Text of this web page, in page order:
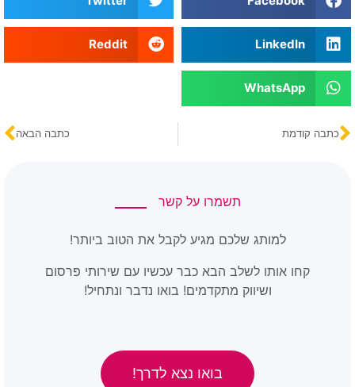
LinkedIn
Reddit
WhatsApp
כתבה קודמת כתבה הבאה
תשמרו על קשר
למותג שלכם מגיע לקבל את הטוב ביותר!
קחו אותו לשלב הבא כבר עכשיו עם שירותי פרסום
ושיווק מתקדמים! בואו נדבר ונתחיל!
בואו נצא לדרך!